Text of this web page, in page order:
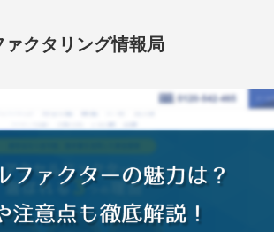
ァクタリング情報局